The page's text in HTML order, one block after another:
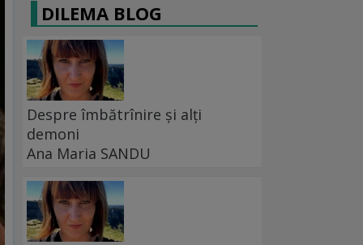
DILEMA BLOG
Despre îmbătrînire și alți
demoni
Ana Maria SANDU